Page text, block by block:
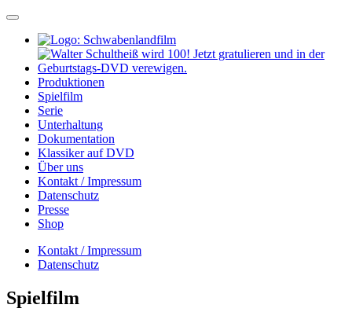
Produktionen
Spielfilm
Serie
Unterhaltung
Dokumentation
Klassiker auf DVD
Über uns
Kontakt / Impressum
Datenschutz
Presse
Shop
Kontakt / Impressum
Datenschutz
Spielfilm